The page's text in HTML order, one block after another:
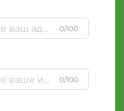
0/100
0/100